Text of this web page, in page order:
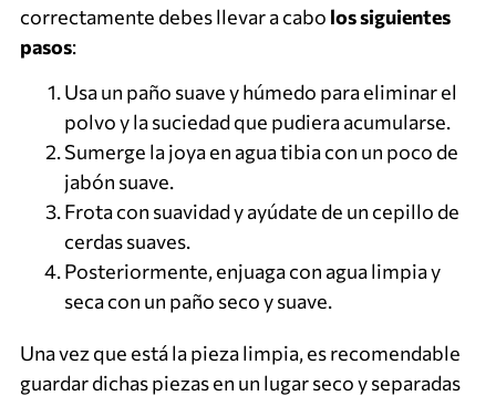
correctamente debes llevar a cabo los siguientes
pasos:
Usa un paño suave y húmedo para eliminar el
polvo y la suciedad que pudiera acumularse.
Sumerge la joya en agua tibia con un poco de
jabón suave.
Frota con suavidad y ayúdate de un cepillo de
cerdas suaves.
Posteriormente, enjuaga con agua limpia y
seca con un paño seco y suave.
Una vez que está la pieza limpia, es recomendable
guardar dichas piezas en un lugar seco y separadas